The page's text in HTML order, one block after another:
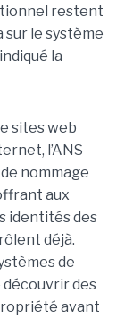
restent
sur le système
la
sites web
l’ANS
nommage
aux
identités des
déjà.
de
des
avant